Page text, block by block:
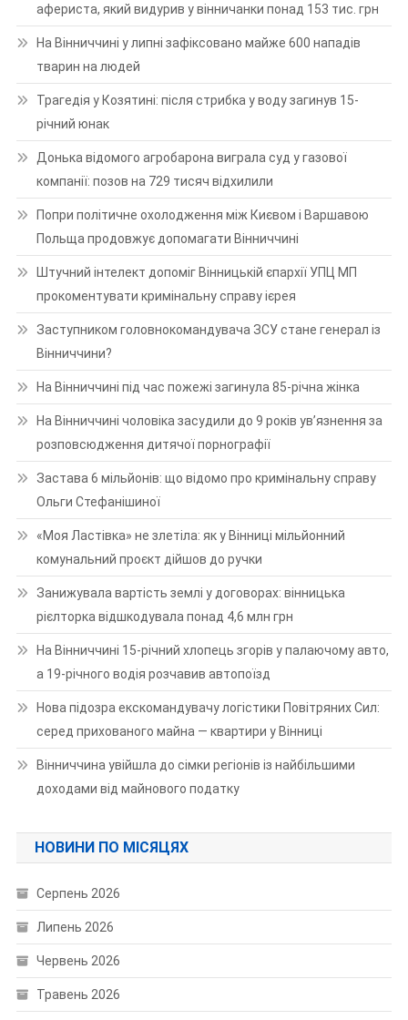
афериста, який видурив у вінничанки понад 153 тис. грн
На Вінниччині у липні зафіксовано майже 600 нападів
тварин на людей
Трагедія у Козятині: після стрибка у воду загинув 15-
річний юнак
Донька відомого агробарона виграла суд у газової
компанії: позов на 729 тисяч відхилили
Попри політичне охолодження між Києвом і Варшавою
Польща продовжує допомагати Вінниччині
Штучний інтелект допоміг Вінницькій єпархії УПЦ МП
прокоментувати кримінальну справу ієрея
Заступником головнокомандувача ЗСУ стане генерал із
Вінниччини?
На Вінниччині під час пожежі загинула 85-річна жінка
На Вінниччині чоловіка засудили до 9 років ув’язнення за
розповсюдження дитячої порнографії
Застава 6 мільйонів: що відомо про кримінальну справу
Ольги Стефанішиної
«Моя Ластівка» не злетіла: як у Вінниці мільйонний
комунальний проєкт дійшов до ручки
Занижувала вартість землі у договорах: вінницька
рієлторка відшкодувала понад 4,6 млн грн
На Вінниччині 15-річний хлопець згорів у палаючому авто,
а 19-річного водія розчавив автопоїзд
Нова підозра екскомандувачу логістики Повітряних Сил:
серед прихованого майна — квартири у Вінниці
Вінниччина увійшла до сімки регіонів із найбільшими
доходами від майнового податку
НОВИНИ ПО МІСЯЦЯХ
Серпень 2026
Липень 2026
Червень 2026
Травень 2026